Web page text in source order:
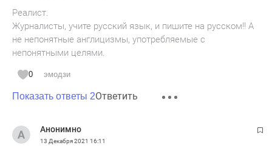
Реалист.
Журналисты, учите русский язык, и пишите на русском!! А
не непонятные англицизмы, употребляемые с
непонятными целями.
0 эмодзи
Показать ответы 2Ответить
Анонимно
13 Декабря 2021 16:11